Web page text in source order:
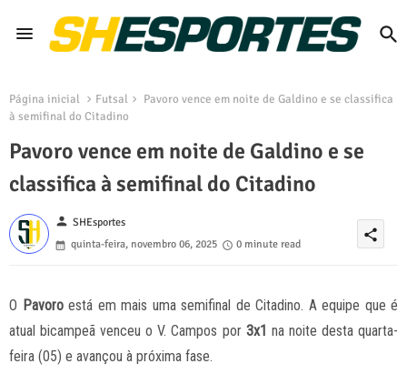
Página inicial Futsal
Pavoro vence em noite de Galdino e se classifica
à semifinal do Citadino
Pavoro vence em noite de Galdino e se
classifica à semifinal do Citadino
person SHEsportes
quinta-feira, novembro 06, 2025
0 minute read
share
O Pavoroestá em mais uma semifinal de Citadino. A equipe que é
atual bicampeã venceu o V. Campos por 3x1 na noite desta quarta-
feira (05) e avançou à próxima fase.